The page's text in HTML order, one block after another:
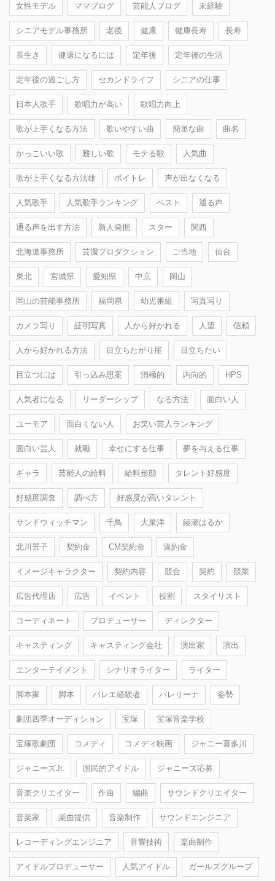
女性モデル ママブログ 芸能人ブログ 未経験
シニアモデル事務所 老後 健康 健康長寿 長寿
長生き 健康になるには 定年後 定年後の生活
定年後の過ごし方 セカンドライフ シニアの仕事
日本人歌手 歌唱力が高い 歌唱力向上
歌が上手くなる方法 歌いやすい曲 簡単な曲 曲名
かっこいい歌 難しい歌 モテる歌 人気曲
歌が上手くなる方法雄 ボイトレ 声が出なくなる
人気歌手 人気歌手ランキング ベスト 通る声
通る声を出す方法 新人発掘 スター 関西
北海道事務所 芸濃プロダクション ご当地 仙台
東北 宮城県 愛知県 中京 岡山
岡山の芸能事務所 福岡県 幼児番組 写真写り
カメラ写り 証明写真 人から好かれる 人望 信頼
人から好かれる方法 目立ちたがり屋 目立ちたい
目立つには 引っ込み思案 消極的 内向的 HPS
人気者になる リーダーシップ なる方法 面白い人
ユーモア 面白くない人 お笑い芸人ランキング
面白い芸人 就職 幸せにする仕事 夢を与える仕事
ギャラ 芸能人の給料 給料形態 タレント好感度
好感度調査 調べ方 好感度が高いタレント
サンドウィッチマン 千鳥 大泉洋 綾瀬はるか
北川景子 契約金 CM契約金 違約金
イメージキャラクター 契約内容 競合 契約 競業
広告代理店 広告 イベント 役割 スタイリスト
コーディネート プロデューサー ディレクター
キャスティング キャスティング会社 演出家 演出
エンターテイメント シナリオライター ライター
脚本家 脚本 バレエ経験者 バレリーナ 姿勢
劇団四季オーディション 宝塚 宝塚音楽学校
宝塚歌劇団 コメディ コメディ映画 ジャニー喜多川
ジャニーズJr. 国民的アイドル ジャニーズ応募
音楽クリエイター 作曲 編曲 サウンドクリエイター
音楽家 楽曲提供 音楽制作 サウンドエンジニア
レコーディングエンジニア 音響技術 楽曲制作
アイドルプロデューサー 人気アイドル ガールズグループ